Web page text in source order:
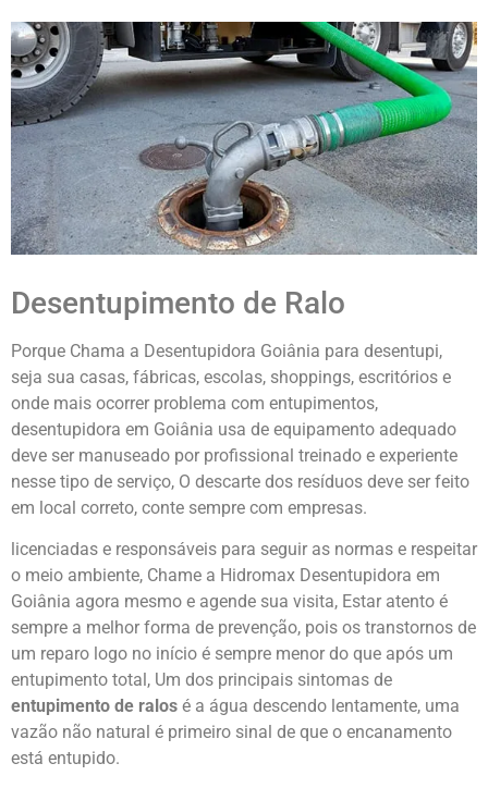
Desentupimento de Ralo
Porque Chama a Desentupidora Goiânia para desentupi,
seja sua casas, fábricas, escolas, shoppings, escritórios e
onde mais ocorrer problema com entupimentos,
desentupidora em Goiânia usa de equipamento adequado
deve ser manuseado por profissional treinado e experiente
nesse tipo de serviço, O descarte dos resíduos deve ser feito
em local correto, conte sempre com empresas.
licenciadas e responsáveis para seguir as normas e respeitar
o meio ambiente, Chame a Hidromax Desentupidora em
Goiânia agora mesmo e agende sua visita, Estar atento é
sempre a melhor forma de prevenção, pois os transtornos de
um reparo logo no início é sempre menor do que após um
entupimento total, Um dos principais sintomas de
entupimento de ralos é a água descendo lentamente, uma
vazão não natural é primeiro sinal de que o encanamento
está entupido.